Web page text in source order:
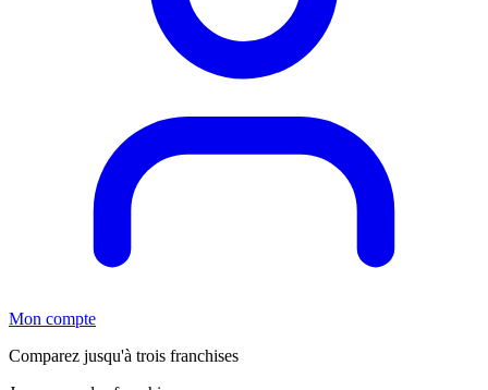
Mon compte
Comparez jusqu'à trois franchises